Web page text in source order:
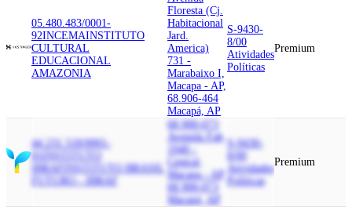
05.480.483/0001-
92INCEMAINSTITUTO
CULTURAL
EDUCACIONAL
AMAZONIA
Floresta (Cj.
Habitacional
Jard.
America)
731 -
Marabaixo I,
Macapa - AP,
68.906-464
Macapá, AP
S-9430-
8/00
Atividades
Políticas
Premium
44.231.518/0001-
IBRAF
INSTITUTO BRASIL
FUTURO - IBRAF
68.900-073
Avenida Fab,
1940 -
Central,
Macapa - AP,
68.900-073
Macapá, AP
S-9430-
8/00
Atividades
Políticas
Premium